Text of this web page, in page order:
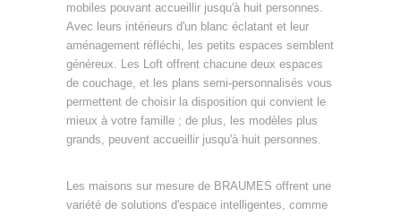
mobiles pouvant accueillir jusqu'à huit personnes.
Avec leurs intérieurs d'un blanc éclatant et leur
aménagement réfléchi, les petits espaces semblent
généreux. Les Loft offrent chacune deux espaces
de couchage, et les plans semi-personnalisés vous
permettent de choisir la disposition qui convient le
mieux à votre famille ; de plus, les modèles plus
grands, peuvent accueillir jusqu'à huit personnes.
Les maisons sur mesure de BRAUMES offrent une
variété de solutions d'espace intelligentes, comme